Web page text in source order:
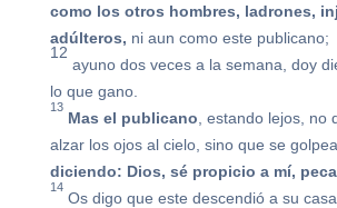
como los otros hombres, ladrones,
adúlteros, ni aun como este publicano;
12
ayuno dos veces a la semana, doy
lo que gano.
13
Mas el publicano , estando lejos, no
alzar los ojos al cielo, sino que se
diciendo: Dios, sé propicio a mí,
14
Os digo que este descendió a su